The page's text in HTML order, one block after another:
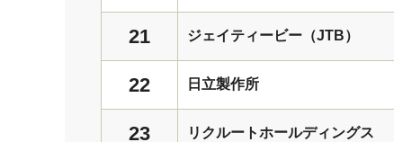
21 ジェイティービー（JTB）
22 日立製作所
23 リクルートホールディングス